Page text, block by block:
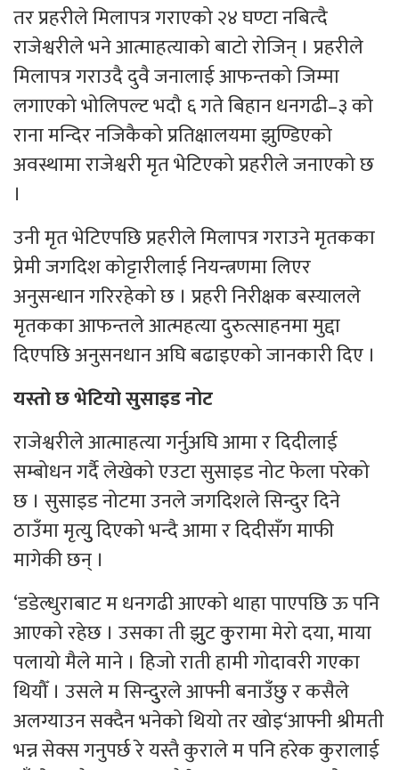
तर प्रहरीले मिलापत्र गराएको २४ घण्टा नबित्दै
राजेश्वरीले भने आत्माहत्याको बाटो रोजिन् । प्रहरीले
मिलापत्र गराउदै दुवै जनालाई आफन्तको जिम्मा
लगाएको भोलिपल्ट भदौ ६ गते बिहान धनगढी–३ को
राना मन्दिर नजिकैको प्रतिक्षालयमा झुण्डिएको
अवस्थामा राजेश्वरी मृत भेटिएको प्रहरीले जनाएको छ
।
उनी मृत भेटिएपछि प्रहरीले मिलापत्र गराउने मृतकका
प्रेमी जगदिश कोट्टारीलाई नियन्त्रणमा लिएर
अनुसन्धान गरिरहेको छ । प्रहरी निरीक्षक बस्यालले
मृतकका आफन्तले आत्महत्या दुरुत्साहनमा मुद्दा
दिएपछि अनुसनधान अघि बढाइएको जानकारी दिए ।
यस्तो छभेटियो सुसाइड नोट
राजेश्वरीले आत्माहत्या गर्नुअघि आमा र दिदीलाई
सम्बोधन गर्दै लेखेको एउटा सुसाइड नोट फेला परेको
छ । सुसाइड नोटमा उनले जगदिशले सिन्दुर दिने
ठाउँमा मृत्युु दिएको भन्दै आमा र दिदीसँग माफी
मागेकी छन् ।
‘डडेल्धुराबाट म धनगढी आएको थाहा पाएपछि ऊ पनि
आएको रहेछ । उसका ती झुुट कुुरामा मेरो दया, माया
पलायो मैले माने । हिजो राती हामी गोदावरी गएका
थियौँ । उसले म सिन्दुुरले आफ्नी बनाउँछु र कसैले
अलग्याउन सक्दैन भनेको थियो तर खोइ‘आफ्नी श्रीमती
भन्न सेक्स गनुपर्छ रे यस्तै कुराले म पनि हरेक कुरालाई